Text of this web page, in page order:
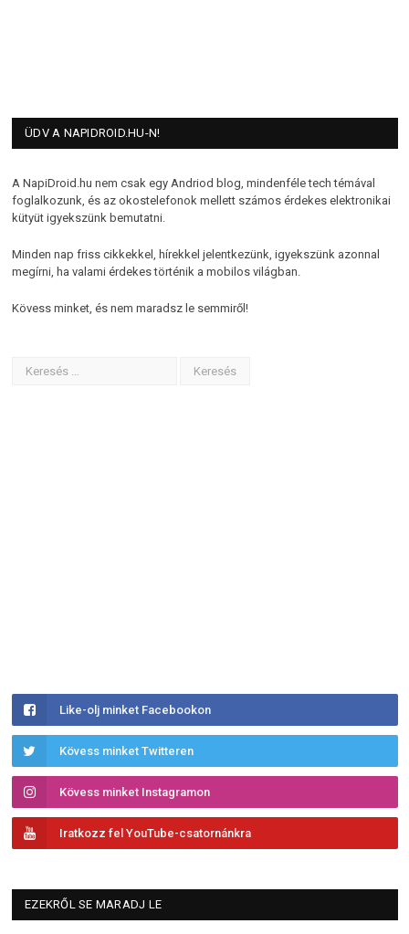
ÜDV A NAPIDROID.HU-N!
A NapiDroid.hu nem csak egy Andriod blog, mindenféle tech témával
foglalkozunk, és az okostelefonok mellett számos érdekes elektronikai
kütyüt igyekszünk bemutatni.
Minden nap friss cikkekkel, hírekkel jelentkezünk, igyekszünk azonnal
megírni, ha valami érdekes történik a mobilos világban.
Kövess minket, és nem maradsz le semmiről!
Like-olj minket Facebookon
Kövess minket Twitteren
Kövess minket Instagramon
Iratkozz fel YouTube-csatornánkra
EZEKRŐL SE MARADJ LE